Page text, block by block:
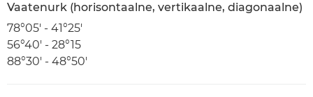
Vaatenurk (horisontaalne, vertikaalne, diagonaalne)
78°05' - 41°25'
56°40' - 28°15
88°30' - 48°50'